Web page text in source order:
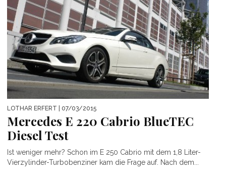
LOTHAR ERFERT | 07/03/2015
Mercedes E 220 Cabrio BlueTEC
Diesel Test
Ist weniger mehr? Schon im E 250 Cabrio mit dem 1,8 Liter-
Vierzylinder-Turbobenziner kam die Frage auf. Nach dem...